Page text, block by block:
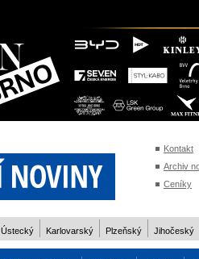
Kontakt
Archiv
Ceníky
Ústecký Karlovarský Plzeňský Jihočeský